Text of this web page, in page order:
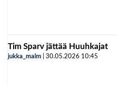
Tim Sparv jättää Huuhkajat
jukka_malm 30.05.2026 10:45